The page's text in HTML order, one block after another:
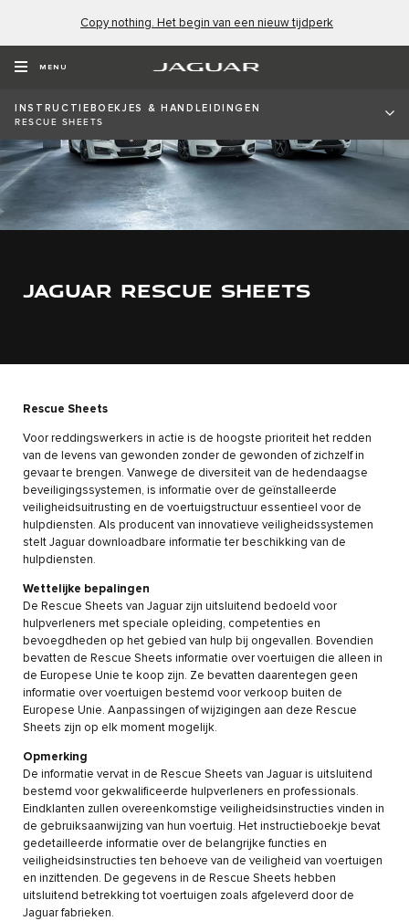
Copy nothing. Het begin van een nieuw tijdperk
MENU
INSTRUCTIEBOEKJES & HANDLEIDINGEN
RESCUE SHEETS
JAGUAR RESCUE SHEETS
Rescue Sheets
Voor reddingswerkers in actie is de hoogste prioriteit het redden
van de levens van gewonden zonder de gewonden of zichzelf in
gevaar te brengen. Vanwege de diversiteit van de hedendaagse
beveiligingssystemen, is informatie over de geïnstalleerde
veiligheidsuitrusting en de voertuigstructuur essentieel voor de
hulpdiensten. Als producent van innovatieve veiligheidssystemen
stelt Jaguar downloadbare informatie ter beschikking van de
hulpdiensten.
Wettelijke bepalingen
De Rescue Sheets van Jaguar zijn uitsluitend bedoeld voor
hulpverleners met speciale opleiding, competenties en
bevoegdheden op het gebied van hulp bij ongevallen. Bovendien
bevatten de Rescue Sheets informatie over voertuigen die alleen in
de Europese Unie te koop zijn. Ze bevatten daarentegen geen
informatie over voertuigen bestemd voor verkoop buiten de
Europese Unie. Aanpassingen of wijzigingen aan deze Rescue
Sheets zijn op elk moment mogelijk.
Opmerking
De informatie vervat in de Rescue Sheets van Jaguar is uitsluitend
bestemd voor gekwalificeerde hulpverleners en professionals.
Eindklanten zullen overeenkomstige veiligheidsinstructies vinden in
de gebruiksaanwijzing van hun voertuig. Het instructieboekje bevat
gedetailleerde informatie over de belangrijke functies en
veiligheidsinstructies ten behoeve van de veiligheid van voertuigen
en inzittenden. De gegevens in de Rescue Sheets hebben
uitsluitend betrekking tot voertuigen zoals afgeleverd door de
Jaguar fabrieken.